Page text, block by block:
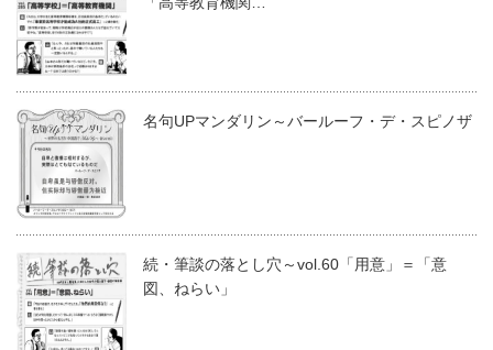
名句UPマンダリン～バールーフ・デ・スピノザ
続・筆談の落とし穴～vol.60「用意」＝「意
図、ねらい」